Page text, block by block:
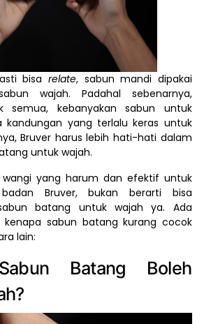
bisa relate, sabun mandi dipakai
wajah. Padahal sebenarnya,
semua, kebanyakan sabun untuk
kandungan yang terlalu keras untuk
Bruver harus lebih hati-hati dalam
untuk wajah.
wangi yang harum dan efektif untuk
badan Bruver, bukan berarti bisa
batang untuk wajah ya. Ada
kenapa sabun batang kurang cocok
lain:
Batang Boleh